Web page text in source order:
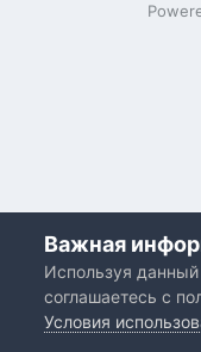
Важная
Используя
соглашаетесь с
Условия